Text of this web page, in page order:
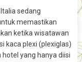
sedang
memastikan
ketika wisatawan
kaca plexi (plexiglas)
yang hanya diisi